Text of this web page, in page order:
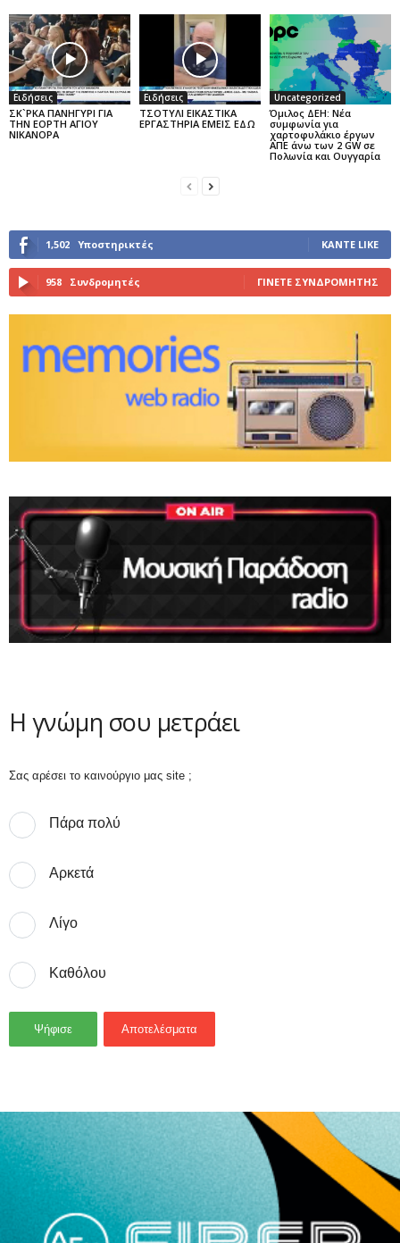
Ειδήσεις
ΣΚ`ΡΚΑ ΠΑΝΗΓΥΡΙ ΓΙΑ
ΤΗΝ ΕΟΡΤΗ ΑΓΙΟΥ
ΝΙΚΑΝΟΡΑ
Ειδήσεις
ΤΣΟΤΥΛΙ ΕΙΚΑΣΤΙΚΑ
ΕΡΓΑΣΤΗΡΙΑ ΕΜΕΙΣ ΕΔΩ
Uncategorized
Όμιλος ΔΕΗ: Νέα
συμφωνία για
χαρτοφυλάκιο έργων
ΑΠΕ άνω των 2 GW σε
Πολωνία και Ουγγαρία
1,502 Υποστηρικτές ΚΆΝΤΕ LIKE
958 Συνδρομητές ΓΊΝΕΤΕ ΣΥΝΔΡΟΜΗΤΉΣ
Η γνώμη σου μετράει
Σας αρέσει το καινούργιο μας site ;
Πάρα πολύ
Αρκετά
Λίγο
Καθόλου
Ψήφισε Αποτελέσματα
- Advertisement -